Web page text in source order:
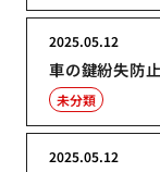
車の鍵紛失防
2025.05.12
未分類
2025.05.12